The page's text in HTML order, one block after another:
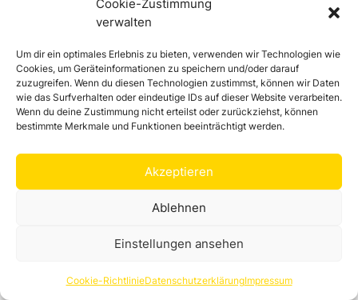
Cookie-Zustimmung
verwalten
Um dir ein optimales Erlebnis zu bieten, verwenden wir Technologien wie
Cookies, um Geräteinformationen zu speichern und/oder darauf
zuzugreifen. Wenn du diesen Technologien zustimmst, können wir Daten
wie das Surfverhalten oder eindeutige IDs auf dieser Website verarbeiten.
Wenn du deine Zustimmung nicht erteilst oder zurückziehst, können
bestimmte Merkmale und Funktionen beeinträchtigt werden.
Akzeptieren
Ablehnen
Einstellungen ansehen
Cookie-RichtlinieDatenschutzerklärungImpressum
HO - Bayerisches Vogtland Tour
Hof
Die Bayerische Vogtland-Tour hat eine Länge von 57